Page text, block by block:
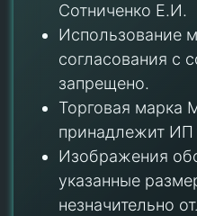
Сотниченко Е.И.
Использование
согласования с
запрещено.
Торговая марка
принадлежит ИП
Изображения
указанные
незначительно